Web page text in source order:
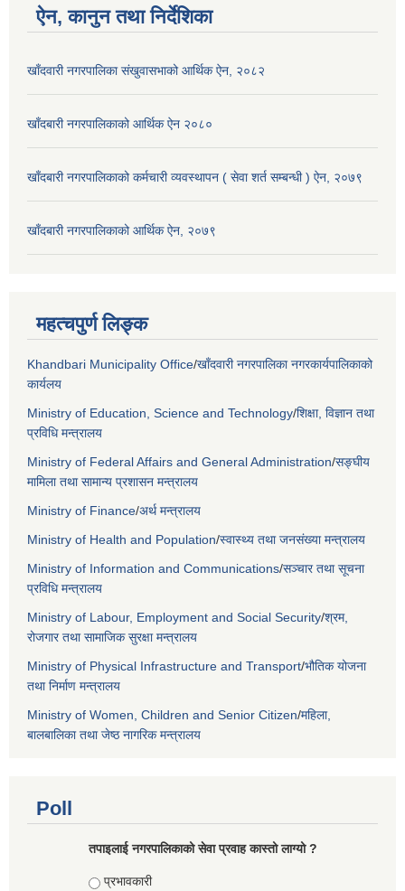
ऐन, कानुन तथा निर्देशिका
खाँदवारी नगरपालिका संखुवासभाको आर्थिक ऐन, २०८२
खाँदबारी नगरपालिकाको आर्थिक ऐन २०८०
खाँदबारी नगरपालिकाको कर्मचारी व्यवस्थापन ( सेवा शर्त सम्बन्धी ) ऐन, २०७९
खाँदबारी नगरपालिकाको आर्थिक ऐन, २०७९
महत्चपुर्ण लिङ्क
Khandbari Municipality Office/खाँदवारी नगरपालिका नगरकार्यपालिकाको
कार्यलय
Ministry of Education, Science and Technology/शिक्षा, विज्ञान तथा
प्रविधि मन्त्रालय
Ministry of Federal Affairs and General Administration/सङ्घीय
मामिला तथा सामान्य प्रशासन मन्त्रालय
Ministry of Finance/अर्थ मन्त्रालय
Ministry of Health and Population/स्वास्थ्य तथा जनसंख्या मन्त्रालय
Ministry of Information and Communications/सञ्चार तथा सूचना
प्रविधि मन्त्रालय
Ministry of Labour, Employment and Social Security/श्रम,
रोजगार तथा सामाजिक सुरक्षा मन्त्रालय
Ministry of Physical Infrastructure and Transport/भौतिक योजना
तथा निर्माण मन्त्रालय
Ministry of Women, Children and Senior Citizen/महिला,
बालबालिका तथा जेष्ठ नागरिक मन्त्रालय
Poll
तपाइलाई नगरपालिकाको सेवा प्रवाह कास्तो लाग्यो ?
Choices
प्रभावकारी